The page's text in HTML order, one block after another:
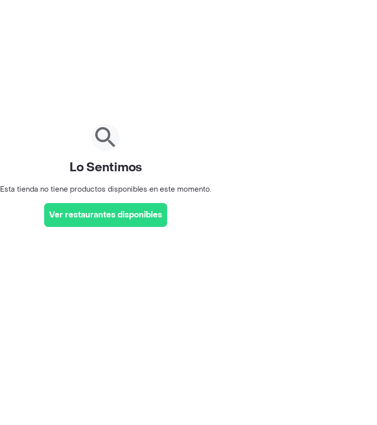
Lo Sentimos
Esta tienda no tiene productos disponibles en este momento.
Ver restaurantes disponibles